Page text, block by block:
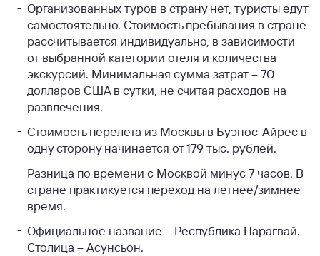
Организованных туров в страну нет, туристы едут
самостоятельно. Стоимость пребывания в стране
рассчитывается индивидуально, в зависимости
от выбранной категории отеля и количества
экскурсий. Минимальная сумма затрат – 70
долларов США в сутки, не считая расходов на
развлечения.
Стоимость перелета из Москвы в Буэнос-Айрес в
одну сторону начинается от 179 тыс. рублей.
Разница по времени с Москвой минус 7 часов. В
стране практикуется переход на летнее/зимнее
время.
Официальное название – Республика Парагвай.
Столица – Асунсьон.